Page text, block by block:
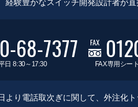
経験豊かなスイッチ開発設計者が直
68-7377
日 8:30～17:30
FAX
FAX専用シー
り電話取次ぎに関して、外注化ト